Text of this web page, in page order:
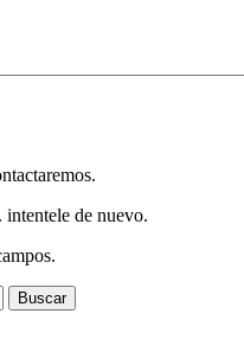
intentele de nuevo.